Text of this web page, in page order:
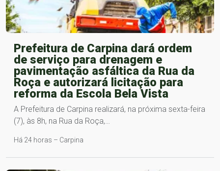
Prefeitura de Carpina dará ordem
de serviço para drenagem e
pavimentação asfáltica da Rua da
Roça e autorizará licitação para
reforma da Escola Bela Vista
A Prefeitura de Carpina realizará, na próxima sexta-feira
(7), às 8h, na Rua da Roça,…
Há 24 horas – Carpina